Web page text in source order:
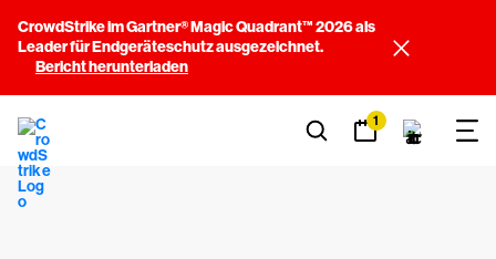
CrowdStrike im Gartner® Magic Quadrant™ 2026 als
Leader für Endgeräteschutz ausgezeichnet.
Bericht herunterladen
1